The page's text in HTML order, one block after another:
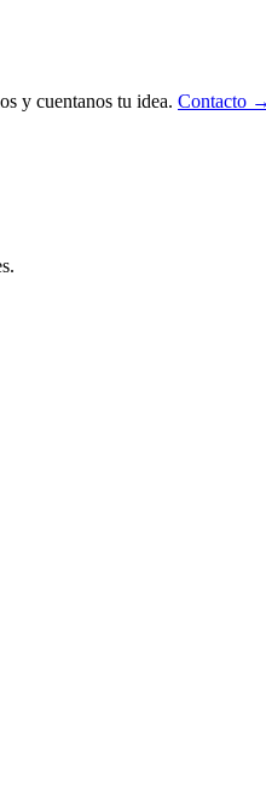
y cuentanos tu idea. Contacto →